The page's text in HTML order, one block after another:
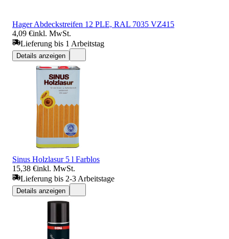
Hager Abdeckstreifen 12 PLE, RAL 7035 VZ415
4,09 €inkl. MwSt.
Lieferung bis 1 Arbeitstag
Details anzeigen
Sinus Holzlasur 5 l Farblos
15,38 €inkl. MwSt.
Lieferung bis 2-3 Arbeitstage
Details anzeigen